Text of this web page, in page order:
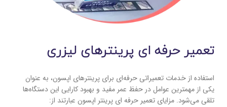
تعمیر حرفه ای پرینترهای لیزری
استفاده از خدمات تعمیراتی حرفه‌ای برای پرینترهای اپسون، به عنوان
یکی از مهمترین عوامل در حفظ عمر مفید و بهبود کارایی این دستگاه‌ها
تلقی می‌شود. مزایای تعمیر حرفه ای پرینتر اپسون عبارتند از: